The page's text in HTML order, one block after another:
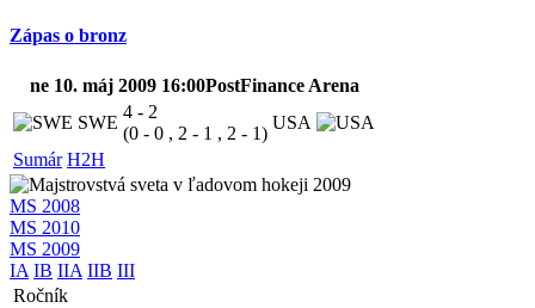
Zápas o bronz
ne 10. máj 2009 16:00PostFinance Arena
Sumár H2H
SWE
4 - 2
(0 - 0 , 2 - 1 , 2 - 1)
USA
MS 2008
MS 2010
MS 2009
IA IB IIA IIB III
Ročník